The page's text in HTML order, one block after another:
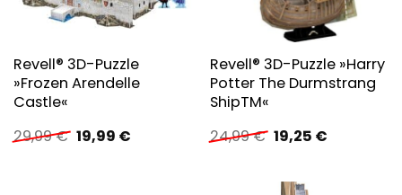
Revell® 3D-Puzzle
»Frozen Arendelle
Castle«
29,99€ Ursprünglicher
Preis
19,99 €Aktueller
Revell® 3D-Puzzle »Harry
Potter The Durmstrang
ShipTM«
24,99€ Ursprünglicher
Preis
24,99 €
19,25 €Aktueller